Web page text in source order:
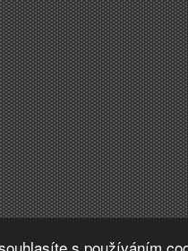
s používáním